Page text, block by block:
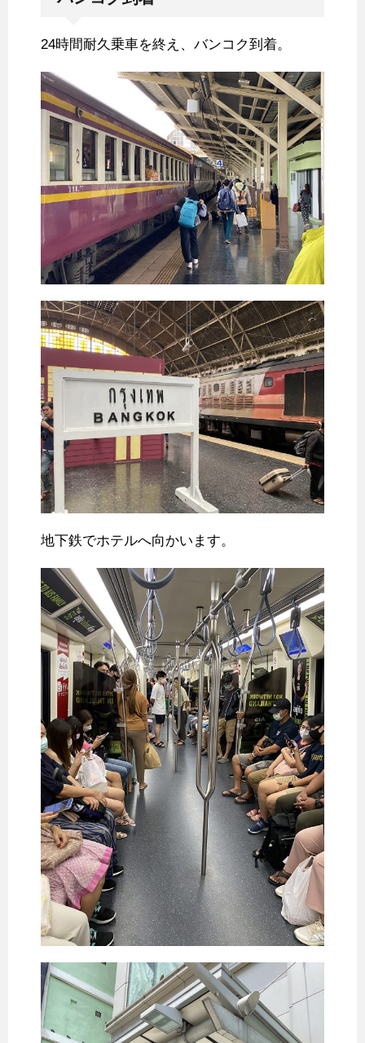
24時間耐久乗車を終え、バンコク到着。
地下鉄でホテルへ向かいます。